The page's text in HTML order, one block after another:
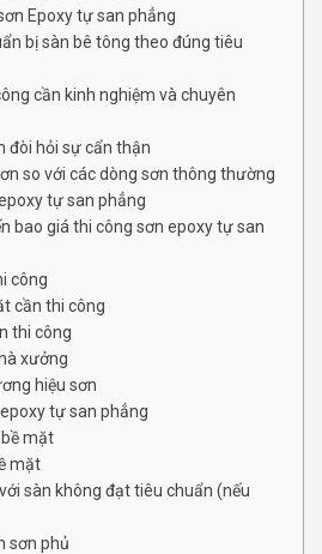
Epoxy tự san phẳng
bị sàn bê tông theo đúng tiêu
cần kinh nghiệm và chuyên
đòi hỏi sự cẩn thận
so với các dòng sơn thông thường
tự san phẳng
bao giá thi công sơn epoxy tự san
công
cần thi công
thi công
xưởng
hiệu sơn
tự san phẳng
mặt
mặt
sàn không đạt tiêu chuẩn (nếu
sơn phủ